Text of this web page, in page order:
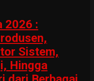
2026 :
Sistem,
Hingga